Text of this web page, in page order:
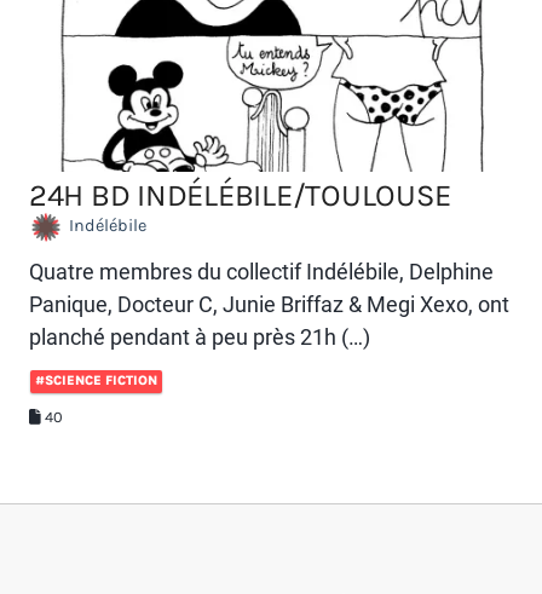
24H BD INDÉLÉBILE/TOULOUSE
Indélébile
Quatre membres du collectif Indélébile, Delphine
Panique, Docteur C, Junie Briffaz & Megi Xexo, ont
planché pendant à peu près 21h (…)
#SCIENCE FICTION
40